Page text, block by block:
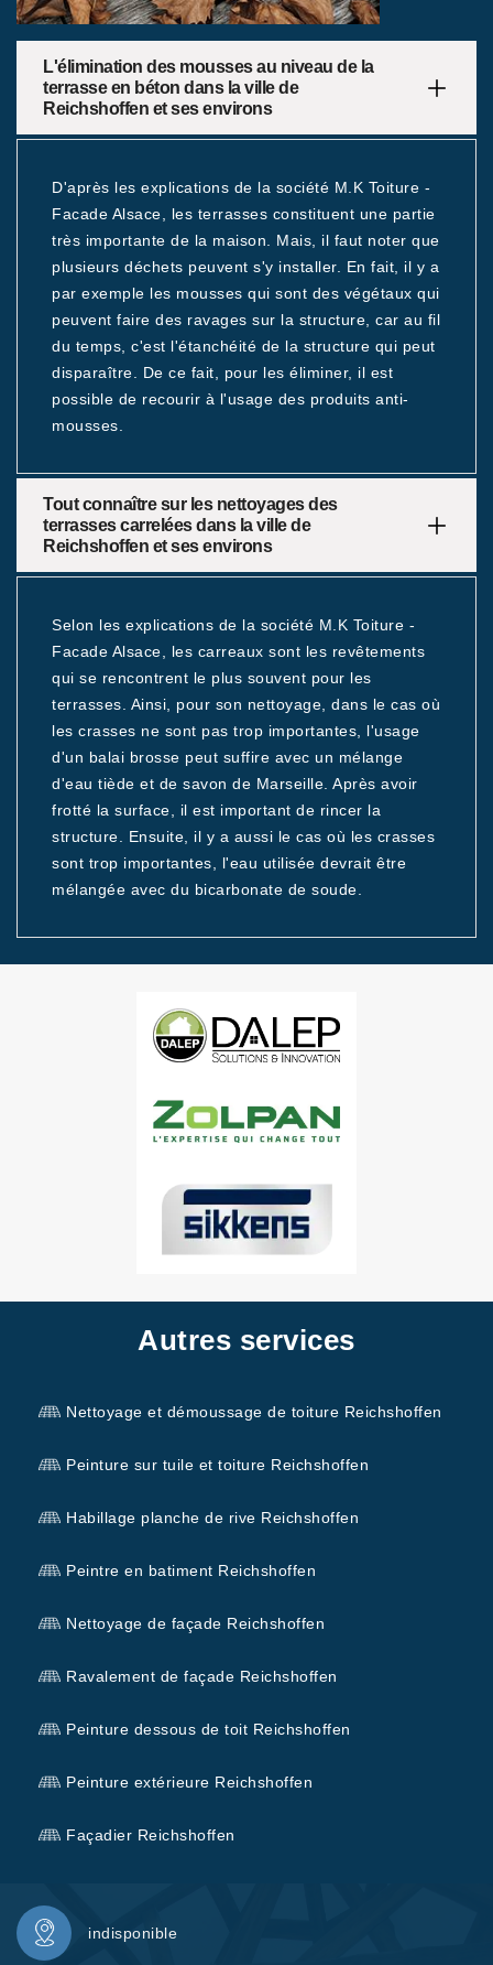
L'élimination des mousses au niveau de la
terrasse en béton dans la ville de
Reichshoffen et ses environs
D'après les explications de la société M.K Toiture -
Facade Alsace, les terrasses constituent une partie
très importante de la maison. Mais, il faut noter que
plusieurs déchets peuvent s'y installer. En fait, il y a
par exemple les mousses qui sont des végétaux qui
peuvent faire des ravages sur la structure, car au fil
du temps, c'est l'étanchéité de la structure qui peut
disparaître. De ce fait, pour les éliminer, il est
possible de recourir à l'usage des produits anti-
mousses.
Tout connaître sur les nettoyages des
terrasses carrelées dans la ville de
Reichshoffen et ses environs
Selon les explications de la société M.K Toiture -
Facade Alsace, les carreaux sont les revêtements
qui se rencontrent le plus souvent pour les
terrasses. Ainsi, pour son nettoyage, dans le cas où
les crasses ne sont pas trop importantes, l'usage
d'un balai brosse peut suffire avec un mélange
d'eau tiède et de savon de Marseille. Après avoir
frotté la surface, il est important de rincer la
structure. Ensuite, il y a aussi le cas où les crasses
sont trop importantes, l'eau utilisée devrait être
mélangée avec du bicarbonate de soude.
Autres services
Nettoyage et démoussage de toiture Reichshoffen
Peinture sur tuile et toiture Reichshoffen
Habillage planche de rive Reichshoffen
Peintre en batiment Reichshoffen
Nettoyage de façade Reichshoffen
Ravalement de façade Reichshoffen
Peinture dessous de toit Reichshoffen
Peinture extérieure Reichshoffen
Façadier Reichshoffen
indisponible